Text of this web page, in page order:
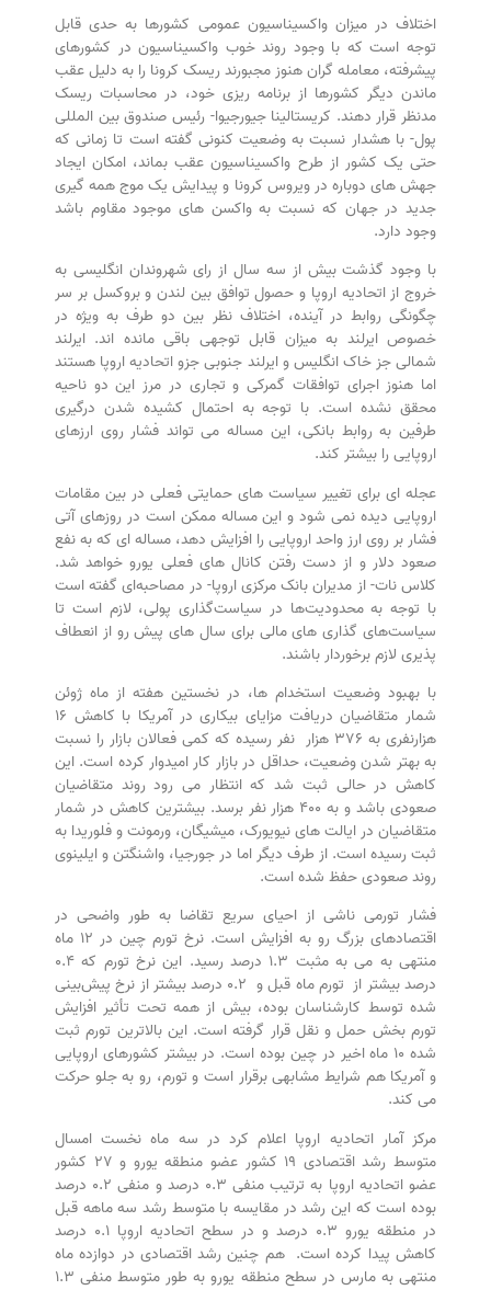
اختلاف در میزان واکسیناسیون عمومی کشورها به حدی قابل
توجه است که با وجود روند خوب واکسیناسیون در کشورهای
پیشرفته، معامله گران هنوز مجبورند ریسک کرونا را به دلیل عقب
ماندن دیگر کشورها از برنامه ریزی خود، در محاسبات ریسک
مدنظر قرار دهند. کریستالینا جیورجیوا- رئیس صندوق بین المللی
پول- با هشدار نسبت به وضعیت کنونی گفته است تا زمانی که
حتی یک کشور از طرح واکسیناسیون عقب بماند، امکان ایجاد
جهش های دوباره در ویروس کرونا و پیدایش یک موج همه گیری
جدید در جهان که نسبت به واکسن های موجود مقاوم باشد
وجود دارد.
با وجود گذشت بیش از سه سال از رای شهروندان انگلیسی به
خروج از اتحادیه اروپا و حصول توافق بین لندن و بروکسل بر سر
چگونگی روابط در آینده، اختلاف نظر بین دو طرف به ویژه در
خصوص ایرلند به میزان قابل توجهی باقی مانده اند. ایرلند
شمالی جز خاک انگلیس و ایرلند جنوبی جزو اتحادیه اروپا هستند
اما هنوز اجرای توافقات گمرکی و تجاری در مرز این دو ناحیه
محقق نشده است. با توجه به احتمال کشیده شدن درگیری
طرفین به روابط بانکی، این مساله می تواند فشار روی ارزهای
اروپایی را بیشتر کند.
عجله ای برای تغییر سیاست های حمایتی فعلی در بین مقامات
اروپایی دیده نمی شود و این مساله ممکن است در روزهای آتی
فشار بر روی ارز واحد اروپایی را افزایش دهد، مساله ای که به نفع
صعود دلار و از دست رفتن کانال های فعلی یورو خواهد شد.
کلاس نات- از مدیران بانک مرکزی اروپا- در مصاحبه‌ای گفته است
با توجه به محدودیت‌ها در سیاست‌گذاری پولی، لازم است تا
سیاست‌های گذاری های مالی برای سال های پیش رو از انعطاف
پذیری لازم برخوردار باشند.
با بهبود وضعیت استخدام ها، در نخستین هفته از ماه ژوئن
شمار متقاضیان دریافت مزایای بیکاری در آمریکا با کاهش ۱۶
هزارنفری به ۳۷۶ هزار نفر رسیده که کمی فعالان بازار را نسبت
به بهتر شدن وضعیت، حداقل در بازار کار امیدوار کرده است. این
کاهش در حالی ثبت شد که انتظار می رود روند متقاضیان
صعودی باشد و به ۴۰۰ هزار نفر برسد. بیشترین کاهش در شمار
متقاضیان در ایالت های نیویورک، میشیگان، ورمونت و فلوریدا به
ثبت رسیده است. از طرف دیگر اما در جورجیا، واشنگتن و ایلینوی
روند صعودی حفظ شده است.
فشار تورمی ناشی از احیای سریع تقاضا به طور واضحی در
اقتصادهای بزرگ رو به افزایش است. نرخ تورم چین در ١٢ ماه
منتهی به می به مثبت ۱.۳ درصد رسید. این نرخ تورم که ۰.۴
درصد بیشتر از تورم ماه قبل و ۰.۲ درصد بیشتر از نرخ پیش‌بینی
شده توسط کارشناسان بوده، بیش از همه تحت تأثیر افزایش
تورم بخش حمل و نقل قرار گرفته است. این بالاترین تورم ثبت
شده ۱۰ ماه اخیر در چین بوده است. در بیشتر کشورهای اروپایی
و آمریکا هم شرایط مشابهی برقرار است و تورم، رو به جلو حرکت
می کند.
مرکز آمار اتحادیه اروپا اعلام کرد در سه ماه نخست امسال
متوسط رشد اقتصادی ۱۹ کشور عضو منطقه یورو و ۲۷ کشور
عضو اتحادیه اروپا به ترتیب منفی ۰.۳ درصد و منفی ۰.۲ درصد
بوده است که این رشد در مقایسه با متوسط رشد سه ماهه قبل
در منطقه یورو ۰.۳ درصد و در سطح اتحادیه اروپا ۰.۱ درصد
کاهش پیدا کرده است. هم چنین رشد اقتصادی در دوازده ماه
منتهی به مارس در سطح منطقه یورو به طور متوسط منفی ۱.۳